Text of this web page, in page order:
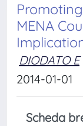
MENA
DIODATO E
2014-01-01
Scheda